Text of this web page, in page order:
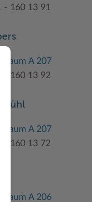
- 160 13 91
Raum A 207
- 160 13 92
Kühl
Raum A 207
- 160 13 72
Raum A 206